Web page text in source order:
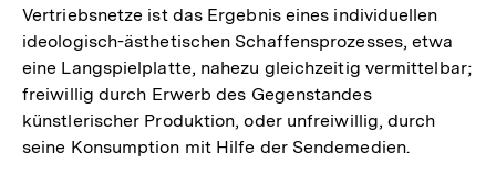
Vertriebsnetze ist das Ergebnis eines individuellen
ideologisch-ästhetischen Schaffensprozesses, etwa
eine Langspielplatte, nahezu gleichzeitig vermittelbar;
freiwillig durch Erwerb des Gegenstandes
künstlerischer Produktion, oder unfreiwillig, durch
seine Konsumption mit Hilfe der Sendemedien.